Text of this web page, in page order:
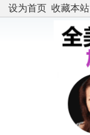
设为首页 收藏本站